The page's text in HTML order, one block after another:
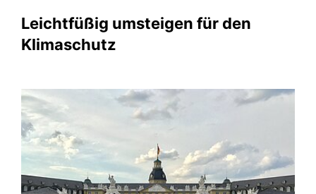
Leichtfüßig umsteigen für den
Klimaschutz